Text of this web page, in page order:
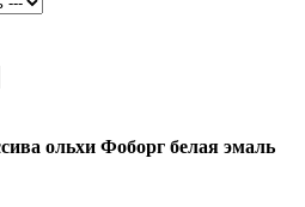
ольхи Фоборг белая эмаль